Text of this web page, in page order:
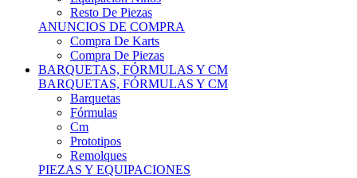
ANUNCIOS DE COMPRA
Compra De Karts
Compra De Piezas
BARQUETAS, FÓRMULAS Y CM
BARQUETAS, FÓRMULAS Y CM
Barquetas
Fórmulas
Cm
Prototipos
Remolques
PIEZAS Y EQUIPACIONES
Mecánica